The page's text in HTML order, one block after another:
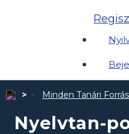
Minden Tanári Forrás
Nyelvtan-